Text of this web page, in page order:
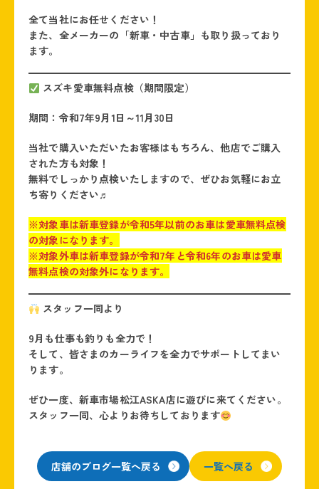
全て当社にお任せください！
また、全メーカーの「新車・中古車」も取り扱っており
ます。
スズキ愛車無料点検（期間限定）
期間：令和7年9月1日～11月30日
当社で購入いただいたお客様はもちろん、他店でご購入
された方も対象！
無料でしっかり点検いたしますので、ぜひお気軽にお立
ち寄りください♬
※対象車は新車登録が令和5年以前のお車は愛車無料点検
の対象になります。
※対象外車は新車登録が令和7年と令和6年のお車は愛車
無料点検の対象外になります。
スタッフ一同より
9月も仕事も釣りも全力で！
そして、皆さまのカーライフを全力でサポートしてまい
ります。
ぜひ一度、新車市場松江ASKA店に遊びに来てください。
スタッフ一同、心よりお待ちしております
店舗のブログ一覧へ戻る 一覧へ戻る